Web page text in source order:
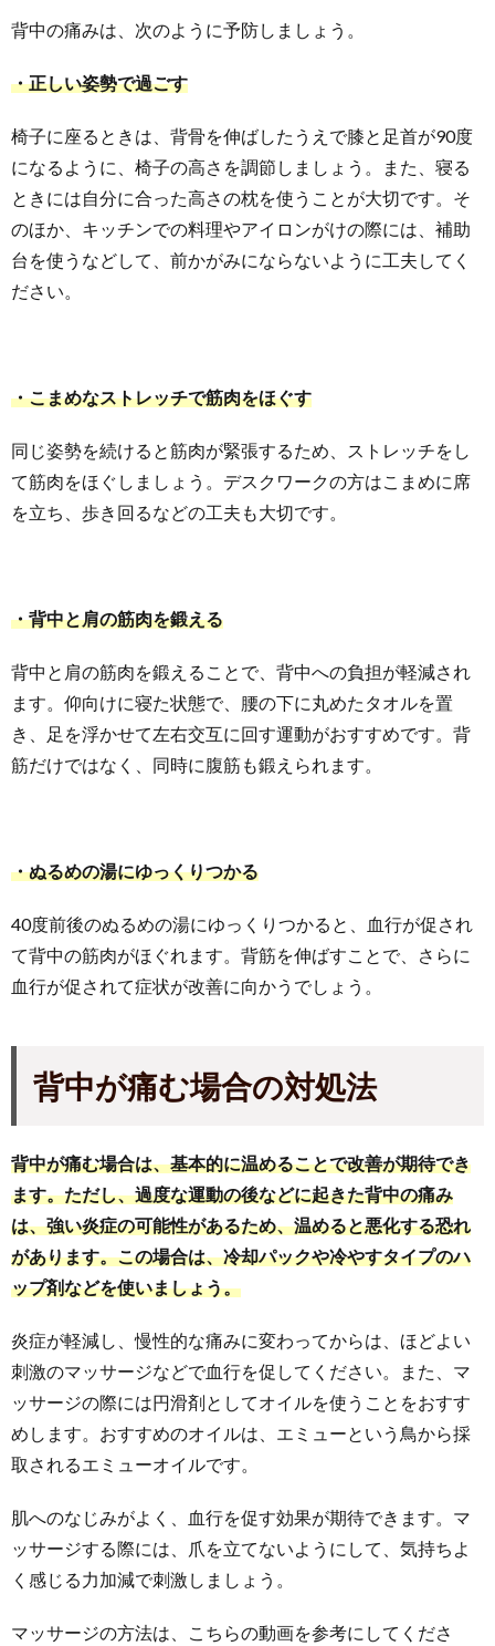
背中の痛みは、次のように予防しましょう。
・正しい姿勢で過ごす
椅子に座るときは、背骨を伸ばしたうえで膝と足首が90度
になるように、椅子の高さを調節しましょう。また、寝る
ときには自分に合った高さの枕を使うことが大切です。そ
のほか、キッチンでの料理やアイロンがけの際には、補助
台を使うなどして、前かがみにならないように工夫してく
ださい。
・こまめなストレッチで筋肉をほぐす
同じ姿勢を続けると筋肉が緊張するため、ストレッチをし
て筋肉をほぐしましょう。デスクワークの方はこまめに席
を立ち、歩き回るなどの工夫も大切です。
・背中と肩の筋肉を鍛える
背中と肩の筋肉を鍛えることで、背中への負担が軽減され
ます。仰向けに寝た状態で、腰の下に丸めたタオルを置
き、足を浮かせて左右交互に回す運動がおすすめです。背
筋だけではなく、同時に腹筋も鍛えられます。
・ぬるめの湯にゆっくりつかる
40度前後のぬるめの湯にゆっくりつかると、血行が促され
て背中の筋肉がほぐれます。背筋を伸ばすことで、さらに
血行が促されて症状が改善に向かうでしょう。
背中が痛む場合の対処法
背中が痛む場合は、基本的に温めることで改善が期待でき
ます。ただし、過度な運動の後などに起きた背中の痛み
は、強い炎症の可能性があるため、温めると悪化する恐れ
があります。この場合は、冷却パックや冷やすタイプのハ
ップ剤などを使いましょう。
炎症が軽減し、慢性的な痛みに変わってからは、ほどよい
刺激のマッサージなどで血行を促してください。また、マ
ッサージの際には円滑剤としてオイルを使うことをおすす
めします。おすすめのオイルは、エミューという鳥から採
取されるエミューオイルです。
肌へのなじみがよく、血行を促す効果が期待できます。マ
ッサージする際には、爪を立てないようにして、気持ちよ
く感じる力加減で刺激しましょう。
マッサージの方法は、こちらの動画を参考にしてくださ